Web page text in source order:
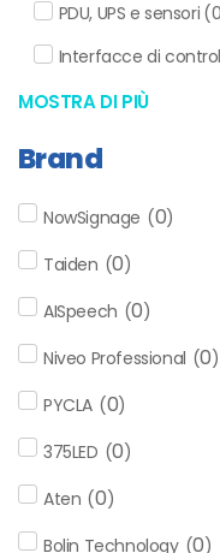
PDU, UPS e sensori (0
Interfacce di
MOSTRA DI PIÙ
Brand
NowSignage (0)
Taiden (0)
AISpeech (0)
Niveo Professional (0)
PYCLA (0)
375LED (0)
Aten (0)
Bolin Technology (0)